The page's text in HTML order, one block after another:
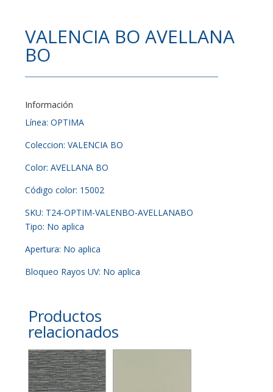
VALENCIA BO AVELLANA
BO
Información
Línea: OPTIMA
Coleccion: VALENCIA BO
Color: AVELLANA BO
Código color: 15002
SKU: T24-OPTIM-VALENBO-AVELLANABO
Tipo: No aplica
Apertura: No aplica
Bloqueo Rayos UV: No aplica
Productos
relacionados